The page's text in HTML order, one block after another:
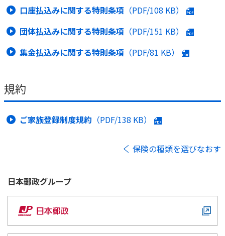
口座払込みに関する特則条項 （PDF/108 KB）
団体払込みに関する特則条項 （PDF/151 KB）
集金払込みに関する特則条項 （PDF/81 KB）
規約
ご家族登録制度規約 （PDF/138 KB）
保険の種類を選びなおす
日本郵政グループ